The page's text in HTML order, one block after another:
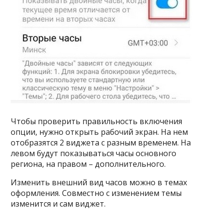
Чтобы проверить правильность включения
опции, нужно открыть рабочий экран. На нем
отобразятся 2 виджета с разным временем. На
левом будут показываться часы основного
региона, на правом – дополнительного.
Изменить внешний вид часов можно в темах
оформления. Совместно с изменением темы
изменится и сам виджет.